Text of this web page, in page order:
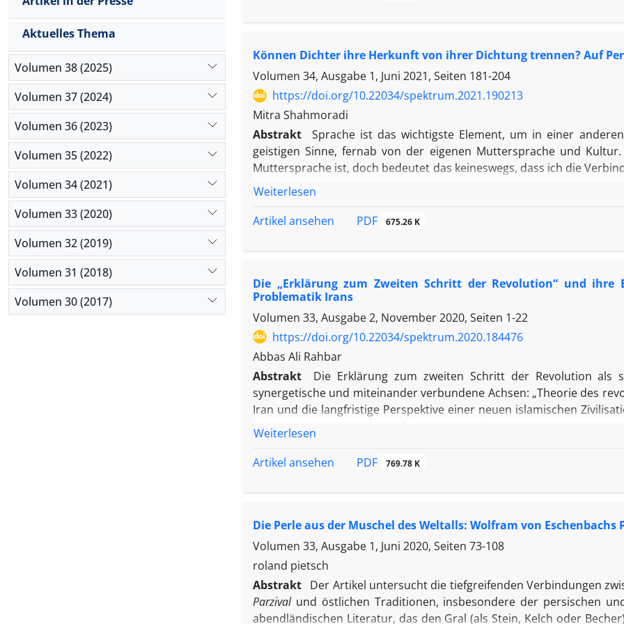
berücksichtigt, schafft die vollständige Verwirklichung
weiser Ansatz aufgrund seiner Vollständigkeit und
Ansatz vorzuziehen zu sein, jedoch wird nach der Trennung
Moralphilosophie vorgeschlagen, diese Präferenz infrage gestellt.
Können Dichter ihre Herkunft von ihrer Dichtung trennen? Auf
Volumen 34, Ausgabe 1, Juni 2021, Seiten 181-204
https://doi.org/10.22034/spektrum.2021.190213
Mitra Shahmoradi
Abstrakt
Sprache ist das wichtigste Element, um in einer
geistigen Sinne, fernab von der eigenen Muttersprache und
Muttersprache ist, doch bedeutet das keineswegs, dass ich die
Gegenteil: Je länger ich in einer anderen Kultur lebe und je älter
dem Paradies vertrieben wurde. Dieser Gedanke kommt mir immer
Ursprung hat. Ereignisse des realen Lebens können in mir uralte
Weiterlesen
Artikel ansehen
PDF 675.26 K
Die „Erklärung zum Zweiten Schritt der Revolution“ und ihre
Problematik Irans
Volumen 33, Ausgabe 2, November 2020, Seiten 1-22
https://doi.org/10.22034/spektrum.2020.184476
Abbas Ali Rahbar
Abstrakt
Die Erklärung zum zweiten Schritt der Revolution als
synergetische und miteinander verbundene Achsen: „Theorie des
Iran und die langfristige Perspektive einer neuen islamischen
Etablierung einer religiösen Demokratie, politische Unabhängigkeit,
Fokus auf sozialpolitische Fragestellungen. Unter Anwendung eines
Herausforderungen der Islamischen Republik Iran in Bereichen
zusammenfassen lassen.
Weiterlesen
Artikel ansehen
PDF 769.78 K
Die Perle aus der Muschel des Weltalls: Wolfram von
Volumen 33, Ausgabe 1, Juni 2020, Seiten 73-108
roland pietsch
Abstrakt Der Artikel untersucht die tiefgreifenden Verbindungen
Parzivalund östlichen Traditionen, insbesondere der persischen
abendländischen Literatur, das den Gral (als Stein, Kelch oder
Aktuelles Thema
Volumen 38 (2025)
Volumen 37 (2024)
Volumen 36 (2023)
Volumen 35 (2022)
Volumen 34 (2021)
Volumen 33 (2020)
Volumen 32 (2019)
Volumen 31 (2018)
Volumen 30 (2017)